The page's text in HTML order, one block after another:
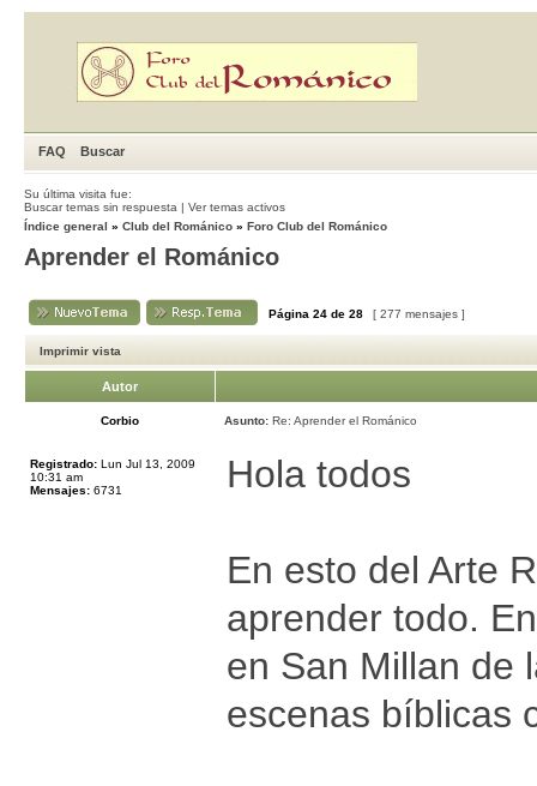
FAQ Buscar
Su última visita fue:
Buscar temas sin respuesta | Ver temas activos
Índice general » Club del Románico » Foro Club del Románico
Aprender el Románico
Página 24 de 28 [ 277 mensajes ]
Imprimir vista
Autor
Corbio Asunto: Re: Aprender el Románico
Registrado: Lun Jul 13, 2009
10:31 am
Mensajes: 6731 Hola todos
En esto del Arte
aprender todo.
en San Millan de
escenas bíblicas